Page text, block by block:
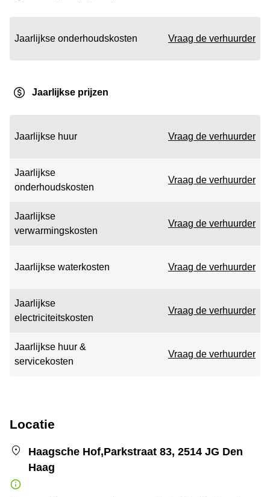
Jaarlijkse onderhoudskosten Vraag de verhuurder
Jaarlijkse prijzen
Jaarlijkse huur Vraag de verhuurder
Jaarlijkse
onderhoudskosten
Vraag de verhuurder
Jaarlijkse
verwarmingskosten
Vraag de verhuurder
Jaarlijkse waterkosten Vraag de verhuurder
Jaarlijkse
electriciteitskosten
Vraag de verhuurder
Jaarlijkse huur &
servicekosten
Vraag de verhuurder
Locatie
Haagsche Hof,Parkstraat 83, 2514 JG Den
Haag